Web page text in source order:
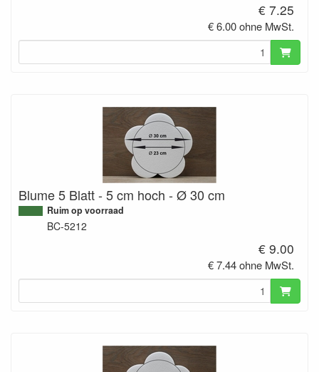
€ 7.25
€ 6.00 ohne MwSt.
Blume 5 Blatt - 5 cm hoch - Ø 30 cm
Ruim op voorraad
BC-5212
€ 9.00
€ 7.44 ohne MwSt.